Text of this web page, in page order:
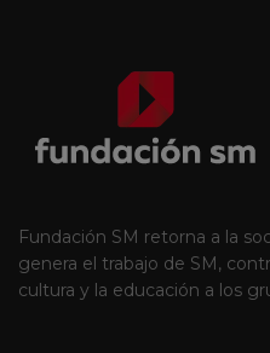
Fundación SM retorna a la
genera el trabajo de SM,
cultura y la educación a los